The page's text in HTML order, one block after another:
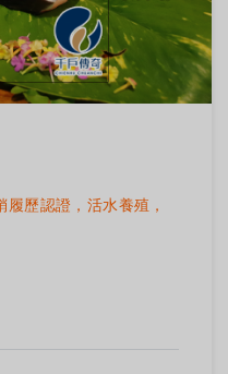
履歷認證，活水養殖，